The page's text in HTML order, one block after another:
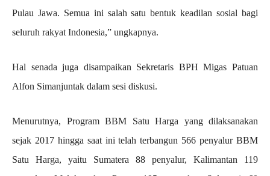
Pulau Jawa. Semua ini salah satu bentuk keadilan sosial bagi
seluruh rakyat Indonesia,” ungkapnya.
Hal senada juga disampaikan Sekretaris BPH Migas Patuan
Alfon Simanjuntak dalam sesi diskusi.
Menurutnya, Program BBM Satu Harga yang dilaksanakan
sejak 2017 hingga saat ini telah terbangun 566 penyalur BBM
Satu Harga, yaitu Sumatera 88 penyalur, Kalimantan 119